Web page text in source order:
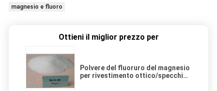
magnesio e fluoro
Ottieni il miglior prezzo per
Polvere del fluoruro del magnesio
per rivestimento ottico/specchio